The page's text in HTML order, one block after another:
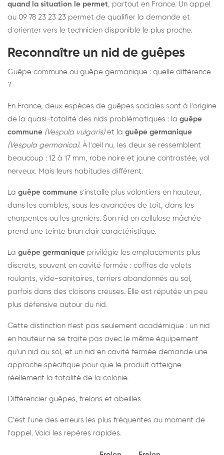
quand la situation le permet, partout en France. Un appel
au 09 78 23 23 23 permet de qualifier la demande et
d'orienter vers le technicien disponible le plus proche.
Reconnaître un nid de guêpes
Guêpe commune ou guêpe germanique : quelle différence
?
En France, deux espèces de guêpes sociales sont à l'origine
de la quasi-totalité des nids problématiques : la guêpe
commune (Vespula vulgaris)et la guêpe germanique
(Vespula germanica). À l'œil nu, les deux se ressemblent
beaucoup : 12 à 17 mm, robe noire et jaune contrastée, vol
nerveux. Mais leurs habitudes diffèrent.
La guêpe commune s'installe plus volontiers en hauteur,
dans les combles, sous les avancées de toit, dans les
charpentes ou les greniers. Son nid en cellulose mâchée
prend une teinte brun clair caractéristique.
La guêpe germanique privilégie les emplacements plus
discrets, souvent en cavité fermée : coffres de volets
roulants, vide-sanitaires, terriers abandonnés au sol,
parfois dans des cloisons creuses. Elle est réputée un peu
plus défensive autour du nid.
Cette distinction n'est pas seulement académique : un nid
en hauteur ne se traite pas avec le même équipement
qu'un nid au sol, et un nid en cavité fermée demande une
approche spécifique pour que le produit atteigne
réellement la totalité de la colonie.
Différencier guêpes, frelons et abeilles
C'est l'une des erreurs les plus fréquentes au moment de
l'appel. Voici les repères rapides.